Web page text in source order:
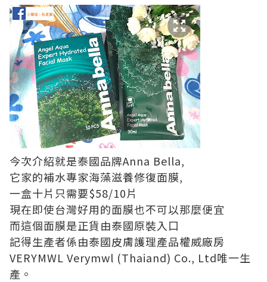
今次介紹就是泰國品牌Anna Bella,
它家的補水專家海藻滋養修復面膜,
一盒十片只需要$58/10片
現在即使台灣好用的面膜也不可以那麼便宜
而這個面膜是正貨由泰國原裝入⼝
記得生產者係由泰國皮膚護理產品權威廠房
VERYMWL Verymwl (Thaiand) Co., Ltd唯⼀生
產。